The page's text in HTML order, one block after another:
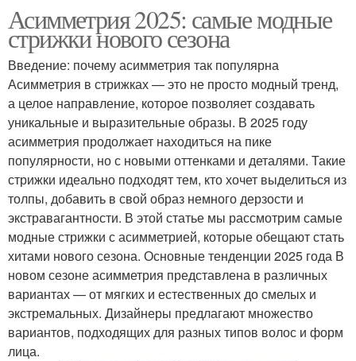
Асимметрия 2025: самые модные
стрижки нового сезона
Введение: почему асимметрия так популярна
Асимметрия в стрижках — это не просто модный тренд,
а целое направление, которое позволяет создавать
уникальные и выразительные образы. В 2025 году
асимметрия продолжает находиться на пике
популярности, но с новыми оттенками и деталями. Такие
стрижки идеально подходят тем, кто хочет выделиться из
толпы, добавить в свой образ немного дерзости и
экстравагантности. В этой статье мы рассмотрим самые
модные стрижки с асимметрией, которые обещают стать
хитами нового сезона. Основные тенденции 2025 года В
новом сезоне асимметрия представлена в различных
вариантах — от мягких и естественных до смелых и
экстремальных. Дизайнеры предлагают множество
вариантов, подходящих для разных типов волос и форм
лица.